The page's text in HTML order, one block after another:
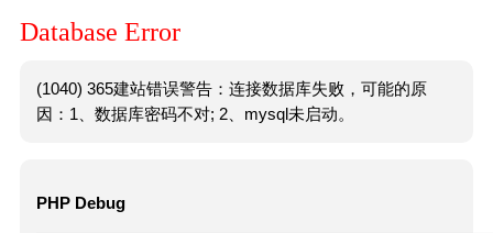
Database Error
(1040) 365建站错误警告：连接数据库失败，可能的原
因：1、数据库密码不对; 2、mysql未启动。
PHP Debug